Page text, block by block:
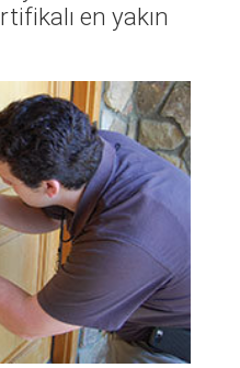
en yakın